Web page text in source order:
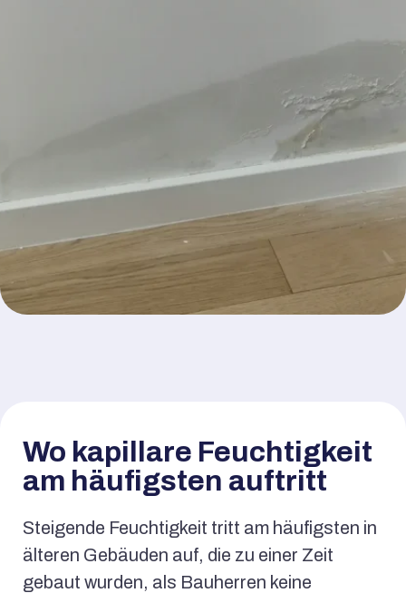
Wo kapillare Feuchtigkeit
am häufigsten auftritt
Steigende Feuchtigkeit tritt am häufigsten in
älteren Gebäuden auf, die zu einer Zeit
gebaut wurden, als Bauherren keine